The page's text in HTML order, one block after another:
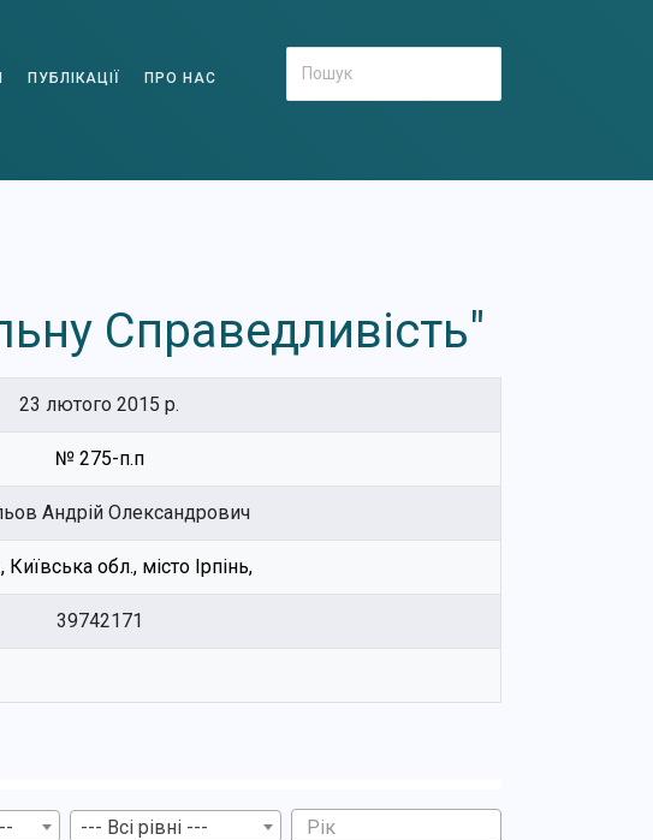
ПУБЛІКАЦІЇ ПРО НАС
Справедливість"
23 лютого 2015 р.
№ 275-п.п
Андрій Олександрович
Київська обл., місто Ірпінь,
39742171
--- Всі рівні ---